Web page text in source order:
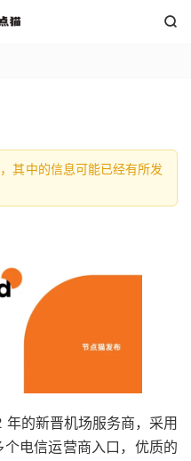

其中的信息可能已经有所发
的新晋机场服务商，采用
电信运营商入口，优质的